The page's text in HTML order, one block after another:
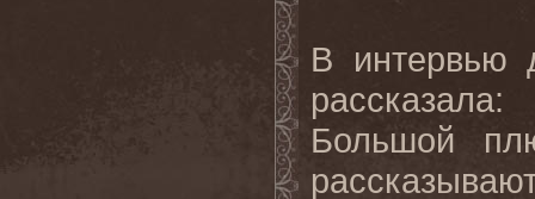
В интервью
Большой